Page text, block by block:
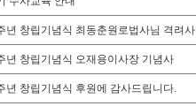
년 창립기념식 최동춘원로법사님 격려사
년 창립기념식 오재용이사장 기념사
년 창립기념식 후원에 감사드립니다.